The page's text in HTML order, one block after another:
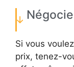
Si vous
prix, tenez-